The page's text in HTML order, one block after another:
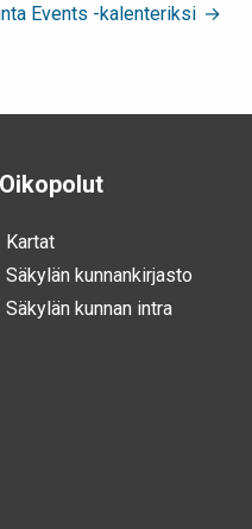
Events -kalenteriksi
Oikopolut
Kartat
Säkylän kunnankirjasto
Säkylän kunnan intra